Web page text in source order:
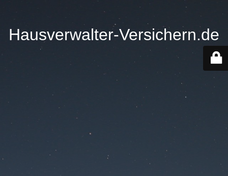
Hausverwalter-Versichern.de